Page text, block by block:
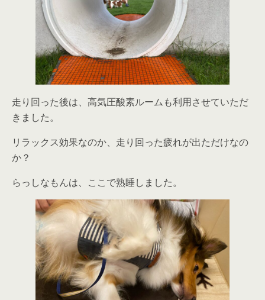
走り回った後は、高気圧酸素ルームも利用させていただ
きました。
リラックス効果なのか、走り回った疲れが出ただけなの
か？
らっしなもんは、ここで熟睡しました。